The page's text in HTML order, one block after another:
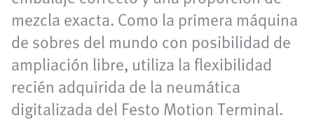
mezcla exacta. Como la primera máquina
de sobres del mundo con posibilidad de
ampliación libre, utiliza la flexibilidad
recién adquirida de la neumática
digitalizada del Festo Motion Terminal.